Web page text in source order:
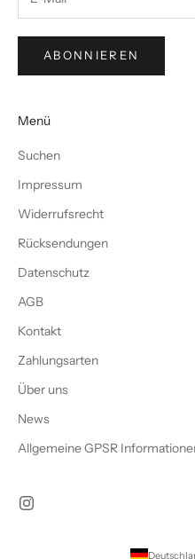
ABONNIEREN
Menü
Suchen
Impressum
Widerrufsrecht
Rücksendungen
Datenschutz
AGB
Kontakt
Zahlungsarten
Über uns
News
Allgemeine GPSR